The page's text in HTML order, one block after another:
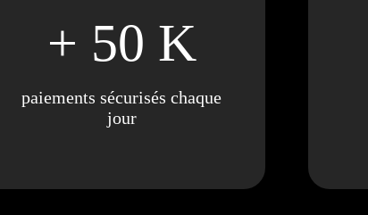
+ 50 K
paiements sécurisés chaque
jour